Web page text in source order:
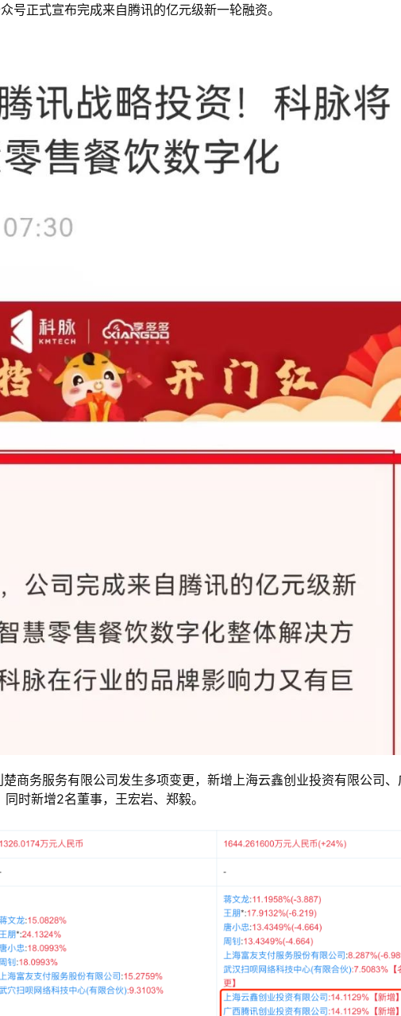
正式宣布完成来自腾讯的亿元级新一轮融资。
商务服务有限公司发生多项变更，新增上海云鑫创业投资有限公司
时新增2名董事，王宏岩、郑毅。